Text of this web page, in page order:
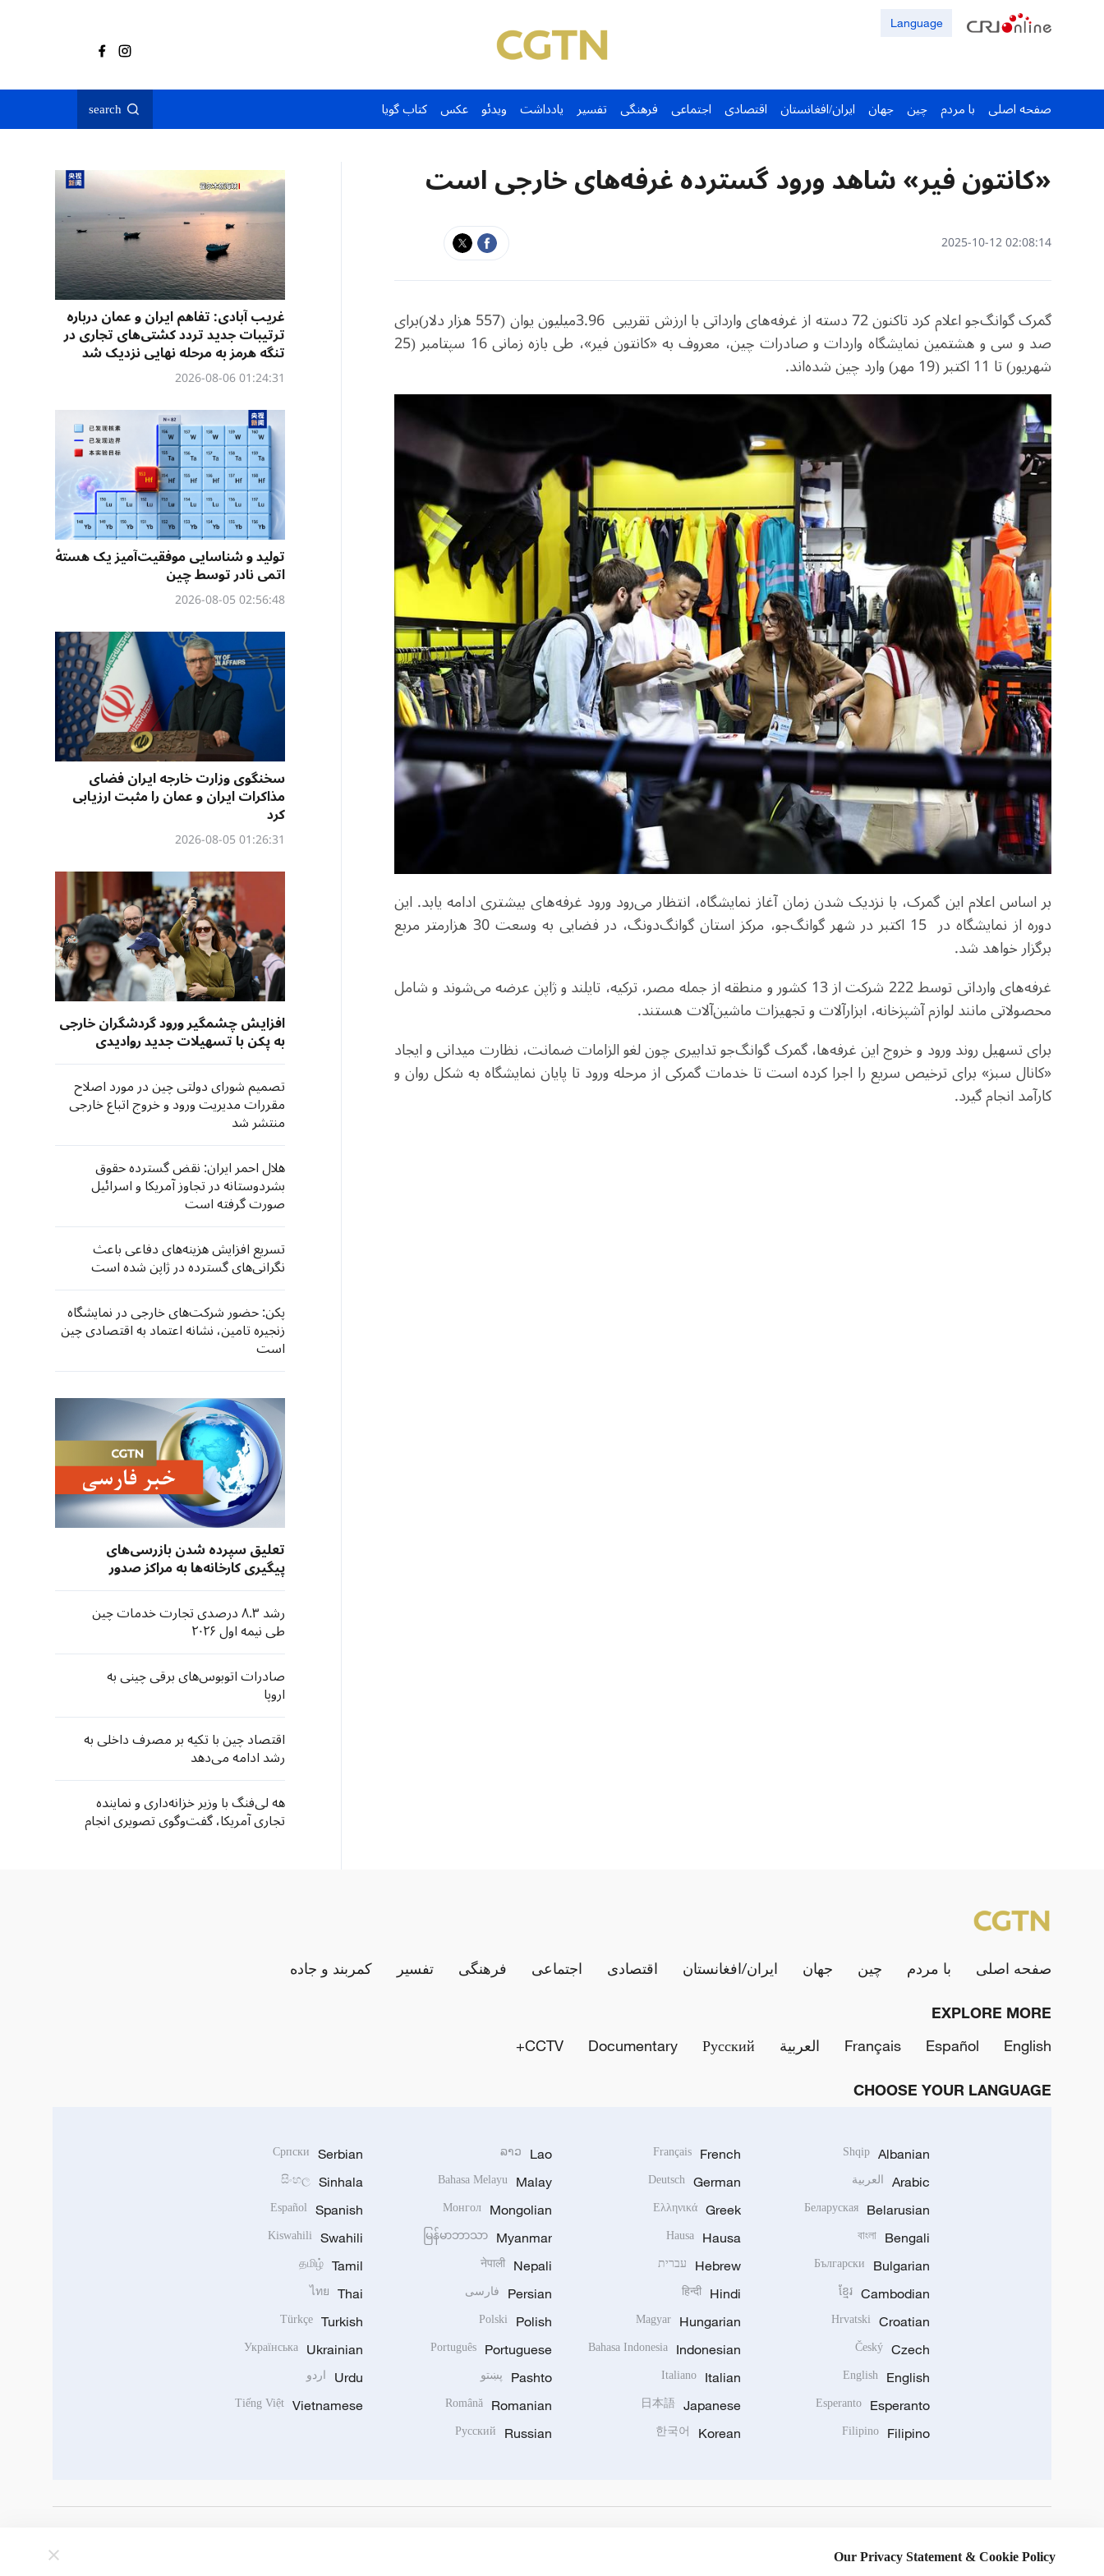
Language
صفحه اصلی با مردم چین جهان ایران/افغانستان اقتصادی اجتماعی فرهنگی تفسیر یادداشت ویدئو عکس کتاب گویا search
«کانتون‌ فیر» شاهد ورود گسترده غرفه‌های خارجی است
02:08:14 2025-10-12
گمرک گوانگ‌جو اعلام کرد تاکنون72دسته از غرفه‌های وارداتی با ارزش تقریبی 3.96 میلیون یوان (557 هزار دلار)برای
صد و سی و هشتمین نمایشگاه واردات و صادرات چین، معروف به «کانتون فیر»، طی بازه زمانی 16 سپتامبر (25
شهریور) تا 11 اکتبر (19 مهر) وارد چین شده‌اند .
بر اساس اعلام این گمرک، با نزدیک شدن زمان آغاز نمایشگاه، انتظار می‌رود ورود غرفه‌های بیشتری ادامه یابد. این
دوره از نمایشگاه در 15 اکتبر در شهر گوانگ‌جو، مرکز استان گوانگ‌دونگ، در فضایی به وسعت30هزارمتر مربع
برگزار خواهد شد.
غرفه‌های وارداتی توسط222شرکت از13 کشور و منطقه از جمله مصر، ترکیه، تایلند و ژاپن عرضه می‌شوند و شامل
محصولاتی مانند لوازم آشپزخانه، ابزارآلات و تجهیزات ماشین‌آلات هستند.
برای تسهیل روند ورود و خروج این غرفه‌ها، گمرک گوانگ‌جو تدابیری چون لغو الزامات ضمانت، نظارت میدانی و ایجاد
«کانال سبز» برای ترخیص سریع را اجرا کرده است تا خدمات گمرکی از مرحله ورود تا پایان نمایشگاه به شکل روان و
کارآمد انجام گیرد.
غریب آبادی: تفاهم ایران و عمان درباره
ترتیبات جدید تردد کشتی‌های تجاری در
تنگه هرمز به مرحله نهایی نزدیک شد
01:24:31 2026-08-06
تولید و شناسایی موفقیت‌آمیز یک هستهٔ
اتمی نادر توسط چین
02:56:48 2026-08-05
سخنگوی وزارت خارجه ایران فضای
مذاکرات ایران و عمان را مثبت ارزیابی
کرد
01:26:31 2026-08-05
افزایش چشمگیر ورود گردشگران خارجی
به پکن با تسهیلات جدید روادیدی
تصمیم شورای دولتی چین در مورد اصلاح
مقررات مدیریت ورود و خروج اتباع خارجی
منتشر شد
هلال احمر ایران: نقض گسترده حقوق
بشردوستانه در تجاوز آمریکا و اسرائیل
صورت گرفته است
تسریع افزایش هزینه‌های دفاعی باعث
نگرانی‌های گسترده در ژاپن شده است
پکن: حضور شرکت‌های خارجی در نمایشگاه
زنجیره تامین، نشانه اعتماد به اقتصادی چین
است
تعلیق سپرده شدن بازرسی‌های
پیگیری کارخانه‌ها به مراکز صدور
گواهی مستقر در آمریکا از سوی
نهادهای صادرکننده «سی‌سی‌سی»
چین رشد ۸.۳ درصدی تجارت خدمات چین
طی نیمه اول ۲۰۲۶
صادرات اتوبوس‌های برقی چینی به
اروپا
اقتصاد چین با تکیه بر مصرف داخلی به
رشد ادامه می‌دهد
هه لی‌فنگ با وزیر خزانه‌داری و نماینده
تجاری آمریکا، گفت‌وگوی تصویری انجام
صفحه اصلی با مردم چین جهان ایران/افغانستان اقتصادی اجتماعی فرهنگی تفسیر کمربند و جاده
EXPLORE MORE
English
Español
Français العربية Русский
Documentary
CCTV+
CHOOSE YOUR LANGUAGE
Albanian
Shqip
Arabic العربية
Belarusian
Беларуская
Bengali
বাংলা
Bulgarian
Български
Cambodian
ខ្មែរ
Croatian
Hrvatski
Czech
Český
English
English
Esperanto
Esperanto
Filipino
Filipino
French
Français
German
Deutsch
Greek
Ελληνικά
Hausa
Hausa
Hebrew עברית
Hindi
हिन्दी
Hungarian
Magyar
Indonesian
Bahasa Indonesia
Italian
Italiano
Japanese
日本語
Korean
한국어
Lao
ລາວ
Malay
Bahasa Melayu
Mongolian
Монгол
Myanmar
မြန်မာဘာသာ
Nepali
नेपाली
Persian فارسی
Polish
Polski
Portuguese
Português
Pashto پښتو
Romanian
Română
Russian
Русский
Serbian
Српски
Sinhala
සිංහල
Spanish
Español
Swahili
Kiswahili
Tamil
தமிழ்
Thai
ไทย
Turkish
Türkçe
Ukrainian
Українська
Urdu اردو
Vietnamese
Tiếng Việt
Our Privacy Statement & Cookie Policy